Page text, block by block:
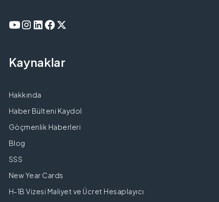
Kaynaklar
Hakkında
Haber Bülteni Kaydol
Göçmenlik Haberleri
Blog
SSS
New Year Cards
H-1B Vizesi Maliyet ve Ücret Hesaplayıcı